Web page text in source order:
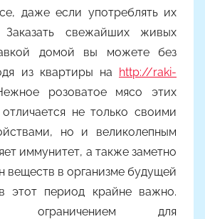
даже если употреблять их
свежайших живых
домой вы можете без
из квартиры на http://raki-
розоватое мясо этих
отличается не только своими
но и великолепным
иммунитет, а также заметно
веществ в организме будущей
этот период крайне важно.
ограничением для